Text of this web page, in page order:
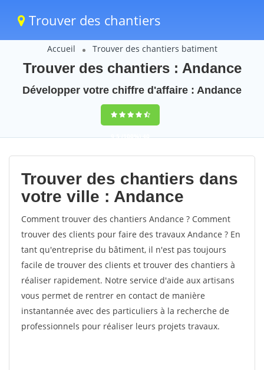
Trouver des chantiers
Accueil Trouver des chantiers batiment
Trouver des chantiers : Andance
Développer votre chiffre d'affaire : Andance
9,5(100%)40
votes
Trouver des chantiers dans
votre ville : Andance
Comment trouver des chantiers Andance ? Comment
trouver des clients pour faire des travaux Andance ? En
tant qu'entreprise du bâtiment, il n'est pas toujours
facile de trouver des clients et trouver des chantiers à
réaliser rapidement. Notre service d'aide aux artisans
vous permet de rentrer en contact de manière
instantannée avec des particuliers à la recherche de
professionnels pour réaliser leurs projets travaux.